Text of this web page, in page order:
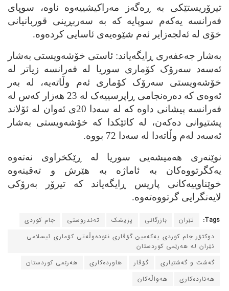
تیرۆریستێکی به‌ ڕه‌گه‌ز مه‌راکیشییه‌وه‌ ناوه‌، سوپای
فه‌رانسه‌ یه‌که‌م سوپایه‌ که‌ به‌ سه‌ربڕینی قوربانیانی
خۆی له‌ ئه‌لجه‌زایر ئه‌م شێوه‌یه‌ی ئاسایی کرده‌وه‌.
به‌شار جه‌عفه‌ری ڕایگه‌یاند: ئاستی خۆشه‌ویستی به‌شار
ئه‌سه‌د سه‌رۆک کۆماری سوریا له‌ فه‌رانسه‌ زیاتر له‌
خۆشه‌ویستی سه‌رۆک کۆماری ئه‌م وڵاته‌یه‌، له‌ به‌ر
ئه‌وه‌ی که‌ ده‌ره‌نجامی ڕاپرسییه‌ک له 23 هه‌زار که‌س له‌‌
فه‌رانسه‌ پیشانی داوه‌ که‌ له‌ سه‌دا 20ی ئه‌وان له‌ ئۆلاند
پشتیوانی ده‌که‌ن، له‌ کاتێکدا که‌ خۆشه‌ویستی به‌شار
ئه‌سه‌د له‌م وڵاته‌دا له‌ سه‌دا 72 بووه‌.
نوێنه‌ری هه‌میشه‌یی سوریا له‌ ڕێکخراوی نه‌ته‌وه‌
یه‌کگرتووه‌کان به‌ ئاماژه‌ به‌ هێرش و ته‌قینه‌وه‌
خوێناوییه‌کانی پاریس ڕایگه‌یاند که‌ تیرۆر به‌رۆکی
لایه‌نگرایی گرتووه‌ته‌وه‌.
Tags: ئێران بازرگانی پزیشک ته‌ندروستی
جام کوردی
دوکتۆر جام کوردی یه‌که‌مین گۆڤاری نێوده‌وڵه‌تی کۆماری ئیسلامی
ئێران له‌ هه‌رێمی کوردستان
گه‌شت و گه‌شتیاری
گۆڤار هاورده‌کاری
هه‌رێمی کوردستان
هه‌نارده‌کاری
هه‌واڵه‌کان